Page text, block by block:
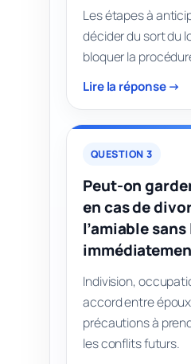
Les étapes à
décider du sort du
bloquer la
Lire la réponse →
QUESTION 3
Peut-on
en cas de
l’amiable
Indivision,
accord entre
précautions à
les conflits futurs.